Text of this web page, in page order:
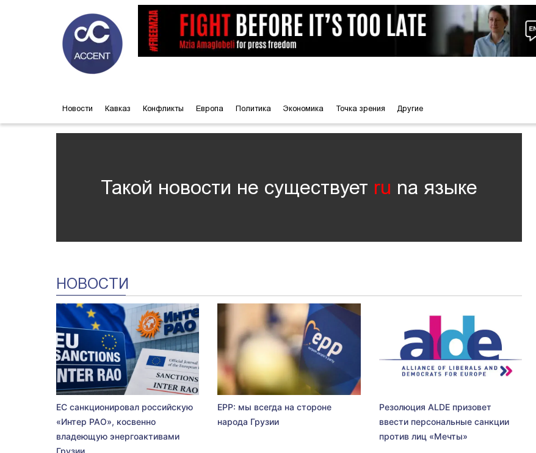
Новости Кавказ Конфликты Европа Политика Экономика Точка зрения Другие
Такой новости не существует ru nа языке
НОВОСТИ
ЕС санкционировал российскую
«Интер РАО», косвенно
владеющую энергоактивами
Грузии
EPP: мы всегда на стороне
народа Грузии
Резолюция ALDE призовет
ввести персональные санкции
против лиц «Мечты»